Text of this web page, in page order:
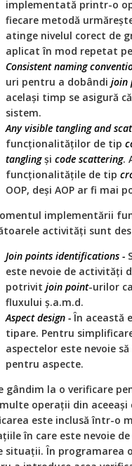
implementată printr-o
fiecare metodă
atinge nivelul corect de
aplicat în mod repetat
Consistent naming
uri pentru a dobândi join
același timp se asigură
sistem.
Any visible tangling and
funcționalităților de tip
tanglingși code scattering.
funcționalitățile de tip
OOP, deși AOP ar fi mai
implementării
activități sunt
Join points identifications -
este nevoie de activități
potrivit join point-urilor
fluxului ș.a.m.d.
Aspect design -În această
tipare. Pentru
aspectelor este nevoie
pentru aspecte.
gândim la o verificare
operații din
este inclusă într-o
în care este nevoie
situații. În programarea